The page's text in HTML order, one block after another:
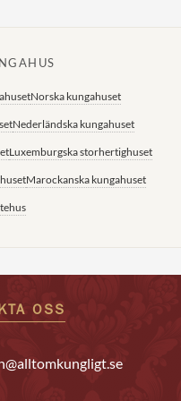
Norska kungahuset
Nederländska kungahuset
Luxemburgska storhertighuset
Marockanska kungahuset
OSS